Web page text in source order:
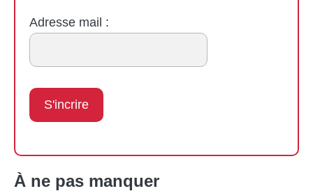
Adresse mail :
À ne pas manquer